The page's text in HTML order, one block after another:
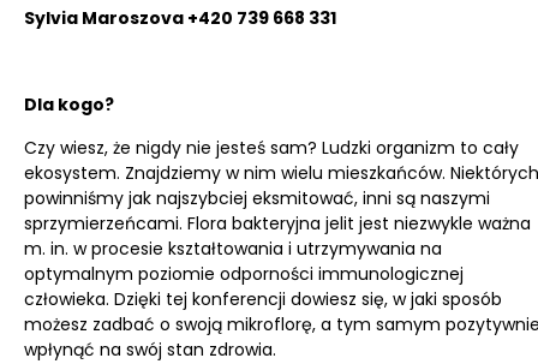
Sylvia Maroszova +420 739 668 331
Dla kogo?
Czy wiesz, że nigdy nie jesteś sam? Ludzki organizm to cały
ekosystem. Znajdziemy w nim wielu mieszkańców. Niektórych
powinniśmy jak najszybciej eksmitować, inni są naszymi
sprzymierzeńcami. Flora bakteryjna jelit jest niezwykle ważna
m. in. w procesie kształtowania i utrzymywania na
optymalnym poziomie odporności immunologicznej
człowieka. Dzięki tej konferencji dowiesz się, w jaki sposób
możesz zadbać o swoją mikroflorę, a tym samym
wpłynąć na swój stan zdrowia.